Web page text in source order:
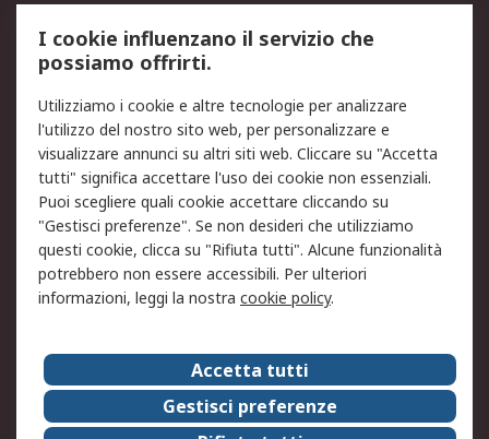
Legale
Informativa Cookie
Informativa Privacy -
Aggiornata
Email Security
Termini d'uso
Condizioni di vendita
Condizioni generali di
servizio
Etica e responsabilità
Chi Siamo
Chi Siamo
Contattaci
Supporto
ESG
Carriere
RS Group
I cookie influenzano il servizio che
possiamo offrirti.
Utilizziamo i cookie e altre tecnologie per analizzare
l'utilizzo del nostro sito web, per personalizzare e
visualizzare annunci su altri siti web. Cliccare su "Accetta
tutti" significa accettare l'uso dei cookie non essenziali.
Puoi scegliere quali cookie accettare cliccando su
"Gestisci preferenze". Se non desideri che utilizziamo
questi cookie, clicca su "Rifiuta tutti". Alcune funzionalità
potrebbero non essere accessibili. Per ulteriori
informazioni, leggi la nostra cookie policy.
Accetta tutti
Gestisci preferenze